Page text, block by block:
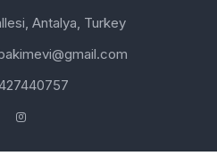
Antalya, Turkey